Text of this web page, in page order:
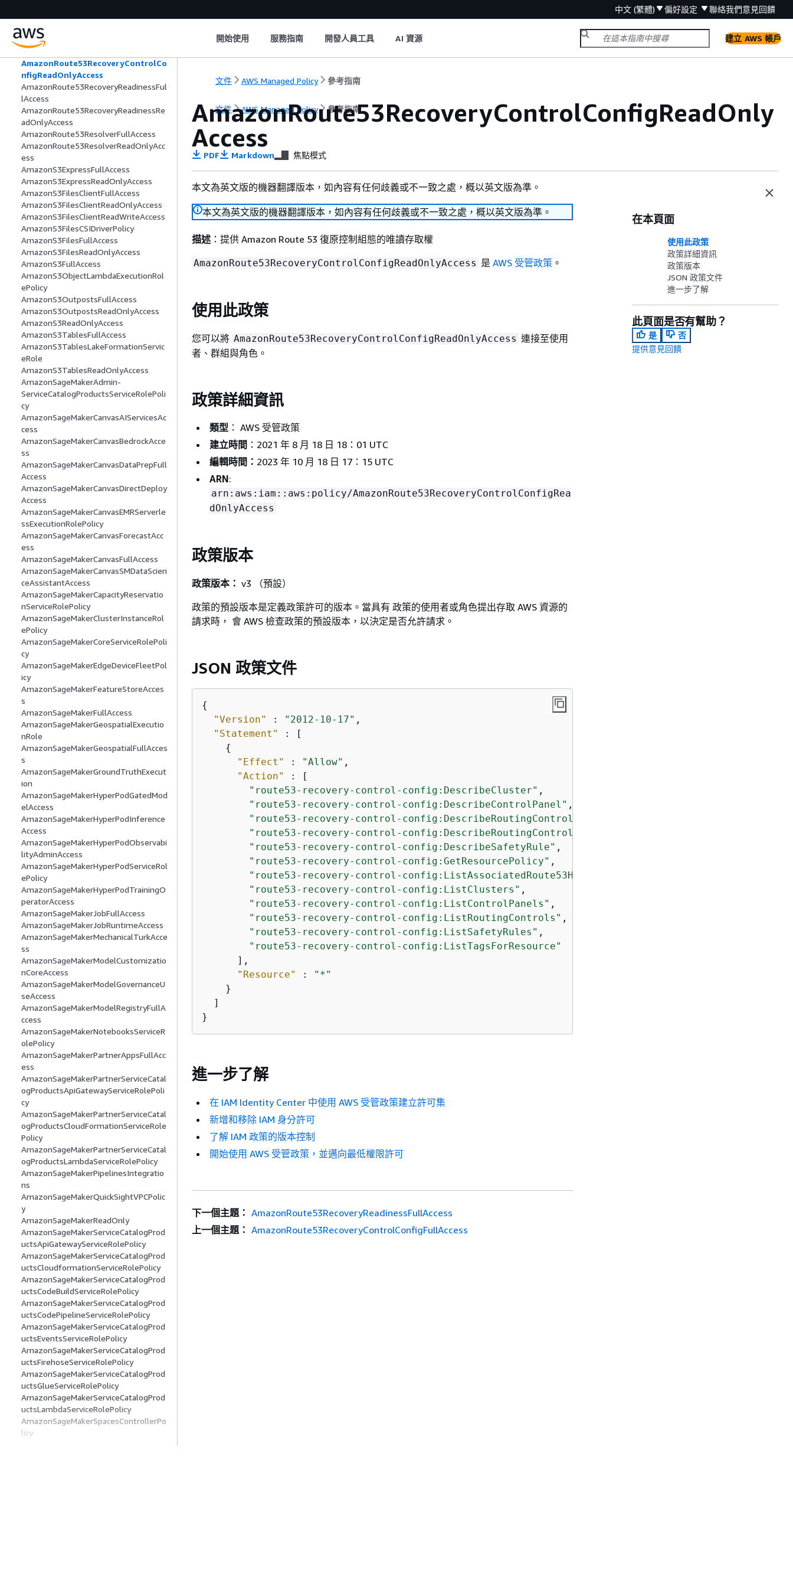
中文 (繁體) 偏好設定 聯絡我們意見回饋
開始使用 服務指南 開發人員工具 AI 資源 建立 AWS 帳戶
OnlyAccess
AmazonRoute53RecoveryControlConfi
gFullAccess
AmazonRoute53RecoveryControlCo
nfigReadOnlyAccess
AmazonRoute53RecoveryReadinessFul
lAccess
AmazonRoute53RecoveryReadinessRe
adOnlyAccess
AmazonRoute53ResolverFullAccess
AmazonRoute53ResolverReadOnlyAcc
ess
AmazonS3ExpressFullAccess
AmazonS3ExpressReadOnlyAccess
AmazonS3FilesClientFullAccess
AmazonS3FilesClientReadOnlyAccess
AmazonS3FilesClientReadWriteAccess
AmazonS3FilesCSIDriverPolicy
AmazonS3FilesFullAccess
AmazonS3FilesReadOnlyAccess
AmazonS3FullAccess
AmazonS3ObjectLambdaExecutionRol
ePolicy
AmazonS3OutpostsFullAccess
AmazonS3OutpostsReadOnlyAccess
AmazonS3ReadOnlyAccess
AmazonS3TablesFullAccess
AmazonS3TablesLakeFormationServic
eRole
AmazonS3TablesReadOnlyAccess
AmazonSageMakerAdmin-
ServiceCatalogProductsServiceRolePoli
cy
AmazonSageMakerCanvasAIServicesAc
cess
AmazonSageMakerCanvasBedrockAcce
ss
AmazonSageMakerCanvasDataPrepFull
Access
AmazonSageMakerCanvasDirectDeploy
Access
AmazonSageMakerCanvasEMRServerle
ssExecutionRolePolicy
AmazonSageMakerCanvasForecastAcc
ess
AmazonSageMakerCanvasFullAccess
AmazonSageMakerCanvasSMDataScien
ceAssistantAccess
AmazonSageMakerCapacityReservatio
nServiceRolePolicy
AmazonSageMakerClusterInstanceRol
ePolicy
AmazonSageMakerCoreServiceRolePoli
cy
AmazonSageMakerEdgeDeviceFleetPol
icy
AmazonSageMakerFeatureStoreAcces
s
AmazonSageMakerFullAccess
AmazonSageMakerGeospatialExecutio
nRole
AmazonSageMakerGeospatialFullAcces
s
AmazonSageMakerGroundTruthExecut
ion
AmazonSageMakerHyperPodGatedMod
elAccess
AmazonSageMakerHyperPodInference
Access
AmazonSageMakerHyperPodObservabi
lityAdminAccess
AmazonSageMakerHyperPodServiceRol
ePolicy
AmazonSageMakerHyperPodTrainingO
peratorAccess
AmazonSageMakerJobFullAccess
AmazonSageMakerJobRuntimeAccess
AmazonSageMakerMechanicalTurkAcce
ss
AmazonSageMakerModelCustomizatio
nCoreAccess
AmazonSageMakerModelGovernanceU
seAccess
AmazonSageMakerModelRegistryFullA
ccess
AmazonSageMakerNotebooksServiceR
olePolicy
AmazonSageMakerPartnerAppsFullAcc
ess
AmazonSageMakerPartnerServiceCatal
ogProductsApiGatewayServiceRolePoli
cy
AmazonSageMakerPartnerServiceCatal
ogProductsCloudFormationServiceRole
Policy
AmazonSageMakerPartnerServiceCatal
ogProductsLambdaServiceRolePolicy
AmazonSageMakerPipelinesIntegratio
ns
AmazonSageMakerQuickSightVPCPolic
y
AmazonSageMakerReadOnly
AmazonSageMakerServiceCatalogProd
uctsApiGatewayServiceRolePolicy
AmazonSageMakerServiceCatalogProd
uctsCloudformationServiceRolePolicy
AmazonSageMakerServiceCatalogProd
uctsCodeBuildServiceRolePolicy
AmazonSageMakerServiceCatalogProd
uctsCodePipelineServiceRolePolicy
AmazonSageMakerServiceCatalogProd
uctsEventsServiceRolePolicy
AmazonSageMakerServiceCatalogProd
uctsFirehoseServiceRolePolicy
AmazonSageMakerServiceCatalogProd
uctsGlueServiceRolePolicy
AmazonSageMakerServiceCatalogProd
uctsLambdaServiceRolePolicy
AmazonSageMakerSpacesControllerPo
licy
文件 AWS Managed Policy 參考指南
文件 AWS Managed Policy 參考指南
AmazonRoute53RecoveryControlConfigReadOnly
Access
PDF Markdown 焦點模式
本文為英文版的機器翻譯版本，如內容有任何歧義或不一致之處，概以英文版為準。
本文為英文版的機器翻譯版本，如內容有任何歧義或不一致之處，概以英文版為準。
描述 ：提供 Amazon Route 53 復原控制組態的唯讀存取權
AmazonRoute53RecoveryControlConfigReadOnlyAccess 是 AWS 受管政策 。
使用此政策
您可以將 AmazonRoute53RecoveryControlConfigReadOnlyAccess 連接至使用
者、群組與角色。
政策詳細資訊
類型 ： AWS 受管政策
建立時間 ：2021 年 8 月 18 日 18：01 UTC
編輯時間： 2023 年 10 月 18 日 17：15 UTC
ARN:
arn:aws:iam::aws:policy/AmazonRoute53RecoveryControlConfigRea
dOnlyAccess
政策版本
政策版本： v3 （預設）
政策的預設版本是定義政策許可的版本。當具有 政策的使用者或角色提出存取 AWS 資源的
請求時， 會 AWS 檢查政策的預設版本，以決定是否允許請求。
JSON 政策文件
{
"Version"
: "2012-10-17" ,
"Statement"
: [
{
"Effect"
: "Allow" ,
"Action"
: [
"route53-recovery-control-config:DescribeCluster" ,
"route53-recovery-control-config:DescribeControlPanel" ,
"route53-recovery-control-config:DescribeRoutingControl"
"route53-recovery-control-config:DescribeRoutingControlByName"
"route53-recovery-control-config:DescribeSafetyRule" ,
"route53-recovery-control-config:GetResourcePolicy" ,
"route53-recovery-control-config:ListAssociatedRoute53HealthChecks"
"route53-recovery-control-config:ListClusters" ,
"route53-recovery-control-config:ListControlPanels" ,
"route53-recovery-control-config:ListRoutingControls" ,
"route53-recovery-control-config:ListSafetyRules" ,
"route53-recovery-control-config:ListTagsForResource"
      ],
"Resource"
:
"*"
    }
  ]
}
進一步了解
在 IAM Identity Center 中使用 AWS 受管政策建立許可集
新增和移除 IAM 身分許可
了解 IAM 政策的版本控制
開始使用 AWS 受管政策，並邁向最低權限許可
在本頁面
使用此政策
政策詳細資訊
政策版本
JSON 政策文件
進一步了解
此頁面是否有幫助？
是
否
提供意見回饋
下一個主題： AmazonRoute53RecoveryReadinessFullAccess
上一個主題： AmazonRoute53RecoveryControlConfigFullAccess